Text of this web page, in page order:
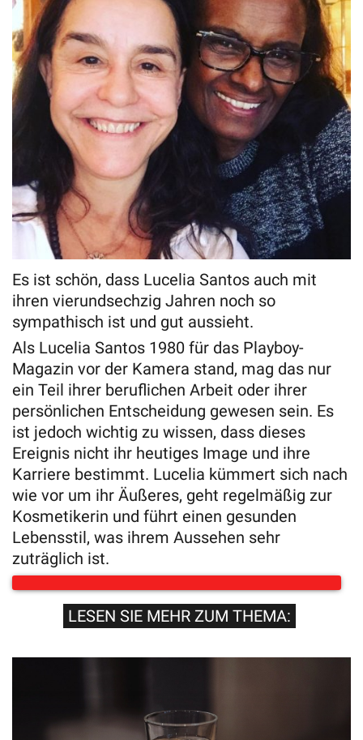
Es ist schön, dass Lucelia Santos auch mit
ihren vierundsechzig Jahren noch so
sympathisch ist und gut aussieht.
Als Lucelia Santos 1980 für das Playboy-
Magazin vor der Kamera stand, mag das nur
ein Teil ihrer beruflichen Arbeit oder ihrer
persönlichen Entscheidung gewesen sein. Es
ist jedoch wichtig zu wissen, dass dieses
Ereignis nicht ihr heutiges Image und ihre
Karriere bestimmt. Lucelia kümmert sich nach
wie vor um ihr Äußeres, geht regelmäßig zur
Kosmetikerin und führt einen gesunden
Lebensstil, was ihrem Aussehen sehr
zuträglich ist.
LESEN SIE MEHR ZUM THEMA: